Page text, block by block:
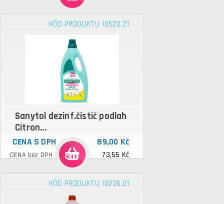
KÓD PRODUKTU 10520,21
Sanytol dezinf.čistič podlah
Citron...
CENA S DPH 89,00 Kč
CENA bez DPH 73,55 Kč
KÓD PRODUKTU 10236,01